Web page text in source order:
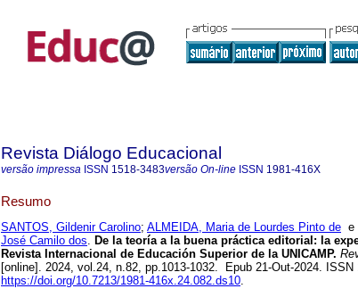
Revista Diálogo Educacional
versão impressa ISSN 1518-3483versão On-line ISSN 1981-416X
Resumo
SANTOS, Gildenir Carolino; ALMEIDA, Maria de Lourdes Pinto de e
José Camilo dos. De la teoría a la buena práctica editorial: la
Revista Internacional de Educación Superior de la UNICAMP.
[online]. 2024, vol.24, n.82, pp.1013-1032. Epub 21-Out-2024. ISSN
https://doi.org/10.7213/1981-416x.24.082.ds10.